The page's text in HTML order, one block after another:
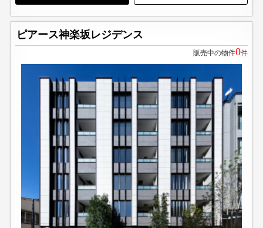
ピアース神楽坂レジデンス
販売中の物件0件